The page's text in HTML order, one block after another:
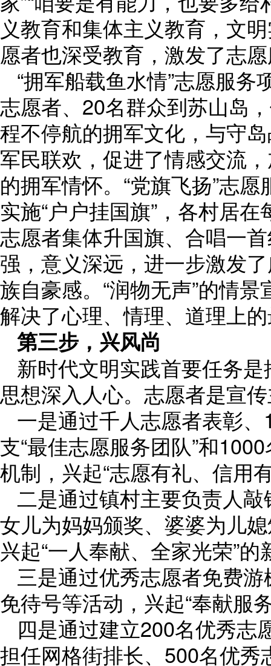
义教育和集体主义教育，文
愿者也深受教育，激发了志
“拥军船载鱼水情”志愿服
志愿者、20名群众到苏山岛
程不停航的拥军文化，与守
军民联欢，促进了情感交流
的拥军情怀。“党旗飞扬”志
实施“户户挂国旗”，各村居
志愿者集体升国旗、合唱一
强，意义深远，进一步激发
族自豪感。“润物无声”的情
解决了心理、情理、道理上
第三步，兴风尚
新时代文明实践首要任务
思想深入人心。志愿者是宣
一是通过千人志愿者表彰
支“最佳志愿服务团队”和
机制，兴起“志愿有礼、信用
二是通过镇村主要负责人
女儿为妈妈颁奖、婆婆为儿
兴起“一人奉献、全家光荣”的
三是通过优秀志愿者免费
免待号等活动，兴起“奉献服
四是通过建立200名优秀志
担任网格街排长、500名优